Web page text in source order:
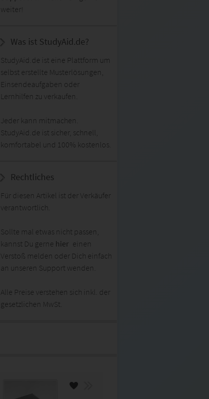
weiter!
Was ist StudyAid.de?
StudyAid.de ist eine Plattform um
selbst erstellte Musterlösungen,
Einsendeaufgaben oder
Lernhilfen zu verkaufen.
Jeder kann mitmachen.
StudyAid.de ist sicher, schnell,
komfortabel und 100% kostenlos.
Rechtliches
Für diesen Artikel ist der Verkäufer
verantwortlich.
Sollte mal etwas nicht passen,
kannst Du gerne hier einen
Verstoß melden oder Dich einfach
an unseren Support wenden.
Alle Preise verstehen sich inkl. der
gesetzlichen MwSt.